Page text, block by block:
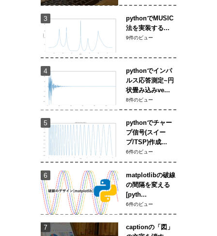
pythonでMUSIC
法を実装する...
9件のビュー
pythonでインパ
ルス応答測定~円
状畳み込みve...
8件のビュー
pythonでチャー
プ信号(スイー
プ/TSP)作成...
6件のビュー
matplotlibの破線
の間隔を変える
[pyth...
6件のビュー
captionの「図」